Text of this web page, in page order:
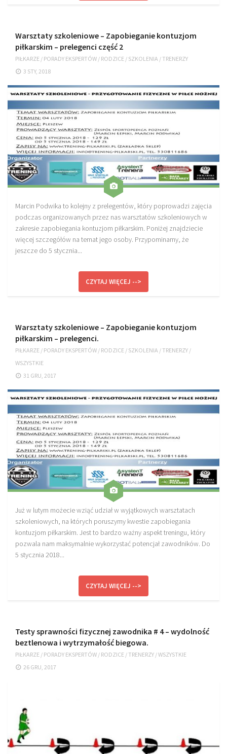
Warsztaty szkoleniowe – Zapobieganie kontuzjom
piłkarskim – prelegenci część 2
PIŁKARZE / PORADY EKSPERTÓW / RODZICE / SZKOLENIA /TRENERZY
3 STY, 2018
Marcin Podwika to kolejny z prelegentów, który poprowadzi zajęcia
podczas organizowanych przez nas warsztatów szkoleniowych w
zakresie zapobiegania kontuzjom piłkarskim. Poniżej znajdziecie
więcej szczegółów na temat jego osoby. Przypominamy, że
jeszcze do 5 stycznia...
CZYTAJ WIĘCEJ -->
Warsztaty szkoleniowe – Zapobieganie kontuzjom
piłkarskim – prelegenci.
PIŁKARZE / PORADY EKSPERTÓW / RODZICE / SZKOLENIA /TRENERZY /
WSZYSTKIE
31 GRU, 2017
Już w lutym możecie wziąć udział w wyjątkowych warsztatach
szkoleniowych, na których poruszymy kwestie zapobiegania
kontuzjom piłkarskim. Jest to bardzo ważny aspekt treningu, który
pozwala nam maksymalnie wykorzystać potencjał zawodników. Do
5 stycznia 2018...
CZYTAJ WIĘCEJ -->
Testy sprawności fizycznej zawodnika # 4 – wydolność
beztlenowa i wytrzymałość biegowa.
PIŁKARZE / PORADY EKSPERTÓW / RODZICE /TRENERZY /WSZYSTKIE
26 GRU, 2017